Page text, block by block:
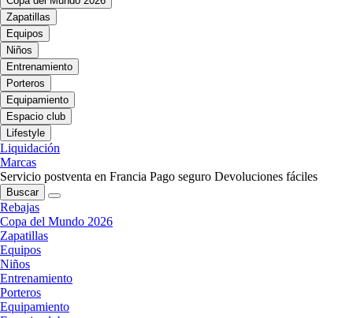
Zapatillas
Equipos
Niños
Entrenamiento
Porteros
Equipamiento
Espacio club
Lifestyle
Liquidación
Marcas
Servicio postventa en Francia Pago seguro Devoluciones fáciles
Buscar
Rebajas
Copa del Mundo 2026
Zapatillas
Equipos
Niños
Entrenamiento
Porteros
Equipamiento